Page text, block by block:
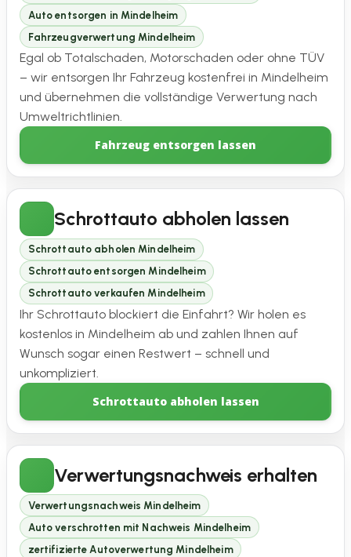
Auto entsorgen in Mindelheim
Fahrzeugverwertung Mindelheim
Egal ob Totalschaden, Motorschaden oder ohne TÜV
– wir entsorgen Ihr Fahrzeug kostenfrei in Mindelheim
und übernehmen die vollständige Verwertung nach
Umweltrichtlinien.
Fahrzeug entsorgen lassen
Schrottauto abholen lassen
Schrottauto abholen Mindelheim
Schrottauto entsorgen Mindelheim
Schrottauto verkaufen Mindelheim
Ihr Schrottauto blockiert die Einfahrt? Wir holen es
kostenlos in Mindelheim ab und zahlen Ihnen auf
Wunsch sogar einen Restwert – schnell und
unkompliziert.
Schrottauto abholen lassen
Verwertungsnachweis erhalten
Verwertungsnachweis Mindelheim
Auto verschrotten mit Nachweis Mindelheim
zertifizierte Autoverwertung Mindelheim